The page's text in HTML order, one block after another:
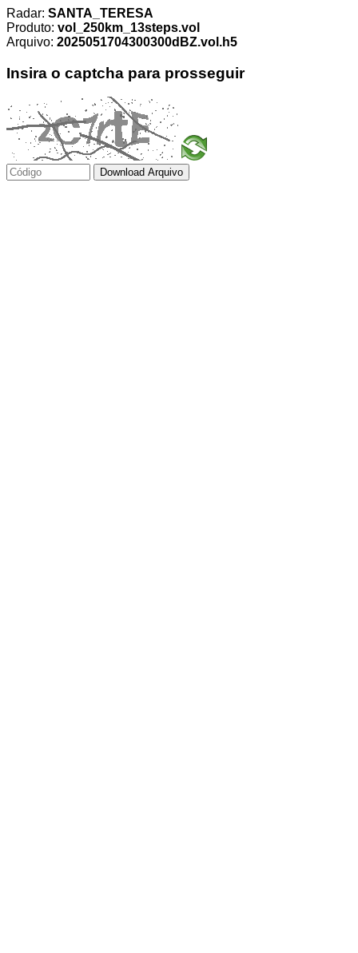
Radar: SANTA_TERESA
Produto: vol_250km_13steps.vol
Arquivo: 2025051704300300dBZ.vol.h5
Insira o captcha para prosseguir